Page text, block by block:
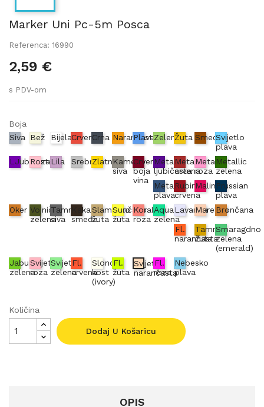
Marker Uni Pc-5m Posca
Referenca: 16990
2,59 €
s PDV-om
Boja
Siva
Bež BijelaCrvenaCrna Narančasta
PlavaZelenaŽuta SmeđaSvijetlo
plava
LJubičasta
RozaLila SrebrnaZlatnaKameno
siva
Crvena
boja
vina
Metallic
ljubičasta
Metallic
crvena
Metallic
roza
Metallic
zelena
Metallic
plava
Rubin
crvena
MalinaPrussian
plava
Oker Vojnički
zelena
Tamno
siva
Kakao
smeđa
Slamnato
žuta
Sunčano
žuta
Koraljno
roza
Aqua
zelena
LavandaMarelicaBrončana
Fl.
narančasta
Tamno
žuta
Smaragdno
zelena
(emerald)
Jabuka
zelena
Svijetlo
roza
Svijetlo
zelena
Fl.
crvena
Slonova
kost
(ivory)
Fl.
žuta
Svijetlo
narančasta
Fl.
roza
Nebesko
plava
Količina
Dodaj U Košaricu
OPIS